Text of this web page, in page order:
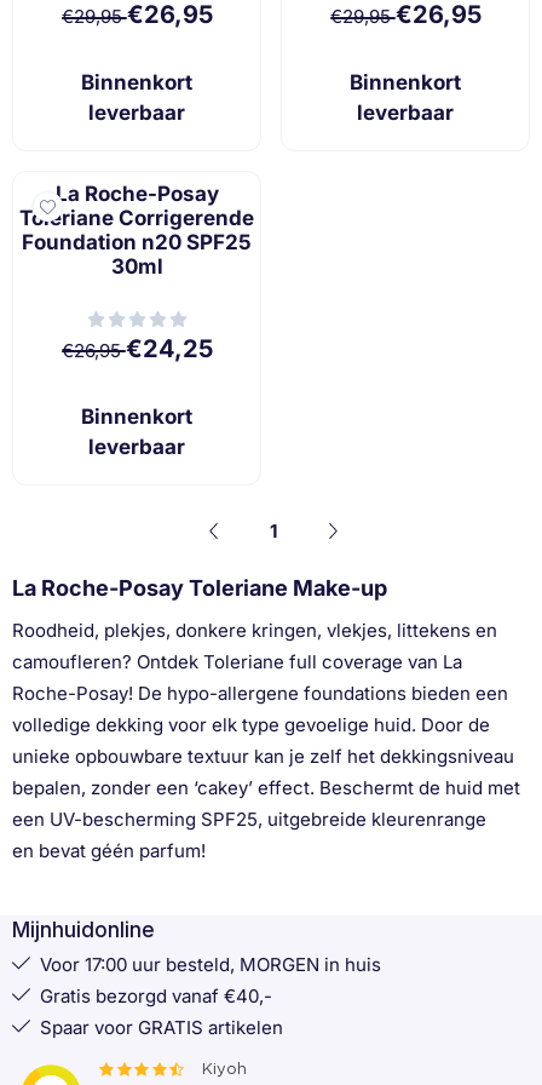
Van 29,95 voor 26,95
€29,95€26,95
Binnenkort
leverbaar
Van 29,95 voor
€29,95€26,95
Binnenkort
leverbaar
La Roche-Posay
Toleriane Corrigerende
Foundation n20 SPF25
30ml
Van 26,95 voor 24,25
€26,95€24,25
Binnenkort
leverbaar
1
La Roche-Posay Toleriane Make-up
Roodheid, plekjes, donkere kringen, vlekjes, littekens en
camoufleren? Ontdek Toleriane full coverage van La
Roche-Posay! De hypo-allergene foundations bieden een
volledige dekking voor elk type gevoelige huid. Door de
unieke opbouwbare textuur kan je zelf het dekkingsniveau
bepalen, zonder een ‘cakey’ effect. Beschermt de huid met
een UV-bescherming SPF25, uitgebreide kleurenrange
en bevat géén parfum!
Mijnhuidonline
Voor 17:00 uur besteld, MORGEN in huis
Gratis bezorgd vanaf €40,-
Spaar voor GRATIS artikelen